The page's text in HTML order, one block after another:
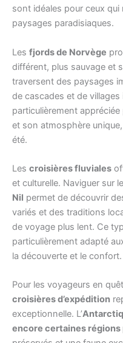
sont idéales pour ceux
paysages paradisiaques.
Les fjords de Norvège
différent, plus sauvage et
traversent des paysages
de cascades et de
particulièrement
et son atmosphère
été.
Les croisières fluviales
et culturelle. Naviguer sur le
Nil permet de découvrir
variés et des traditions
de voyage plus lent. Ce
particulièrement adapté
la découverte et le confort.
Pour les voyageurs en
croisières d’expédition
exceptionnelle. L’
encore certaines régions